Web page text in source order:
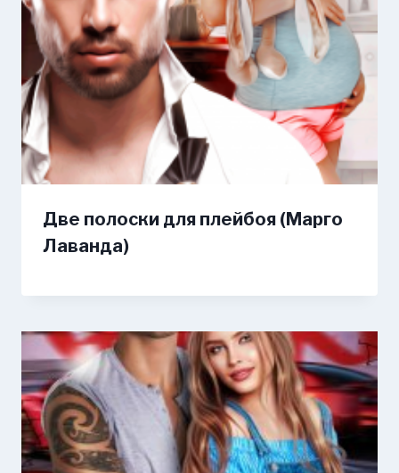
Две полоски для плейбоя (Марго
Лаванда)